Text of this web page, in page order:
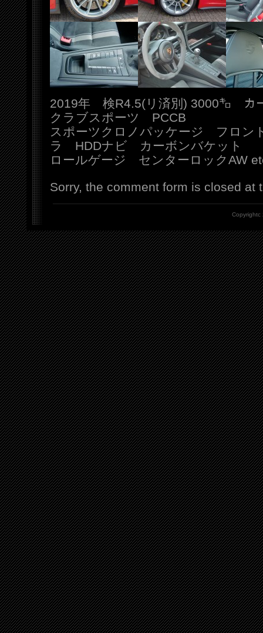
2019年 検R4.5(リ済別) 3000㌔
クラブスポーツ PCCB
スポーツクロノパッケージ フロン
ラ HDDナビ カーボンバケット
ロールゲージ センターロックAW
Sorry, the comment form is closed at
Copyrightc